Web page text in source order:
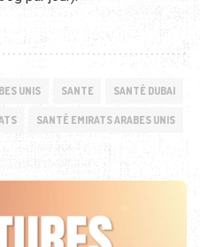
UNIS SANTE SANTÉ DUBAI
SANTÉ EMIRATS ARABES UNIS